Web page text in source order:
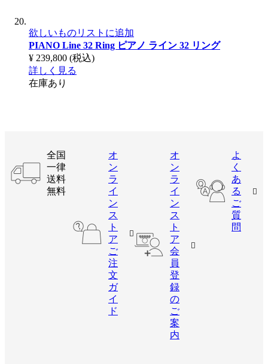
欲しいものリストに追加
PIANO Line 32 Ring ピアノ ライン 32 リング
¥ 239,800 (税込)
詳しく見る
在庫あり
全国
一律
送料
無料
オ
ン
ラ
イ
ン
ス
ト
ア
ご
注
文
ガ
イ
ド
オ
ン
ラ
イ
ン
ス
ト
ア
会
員
登
録
の
ご
案
内
よ
く
あ
る
ご
質
問